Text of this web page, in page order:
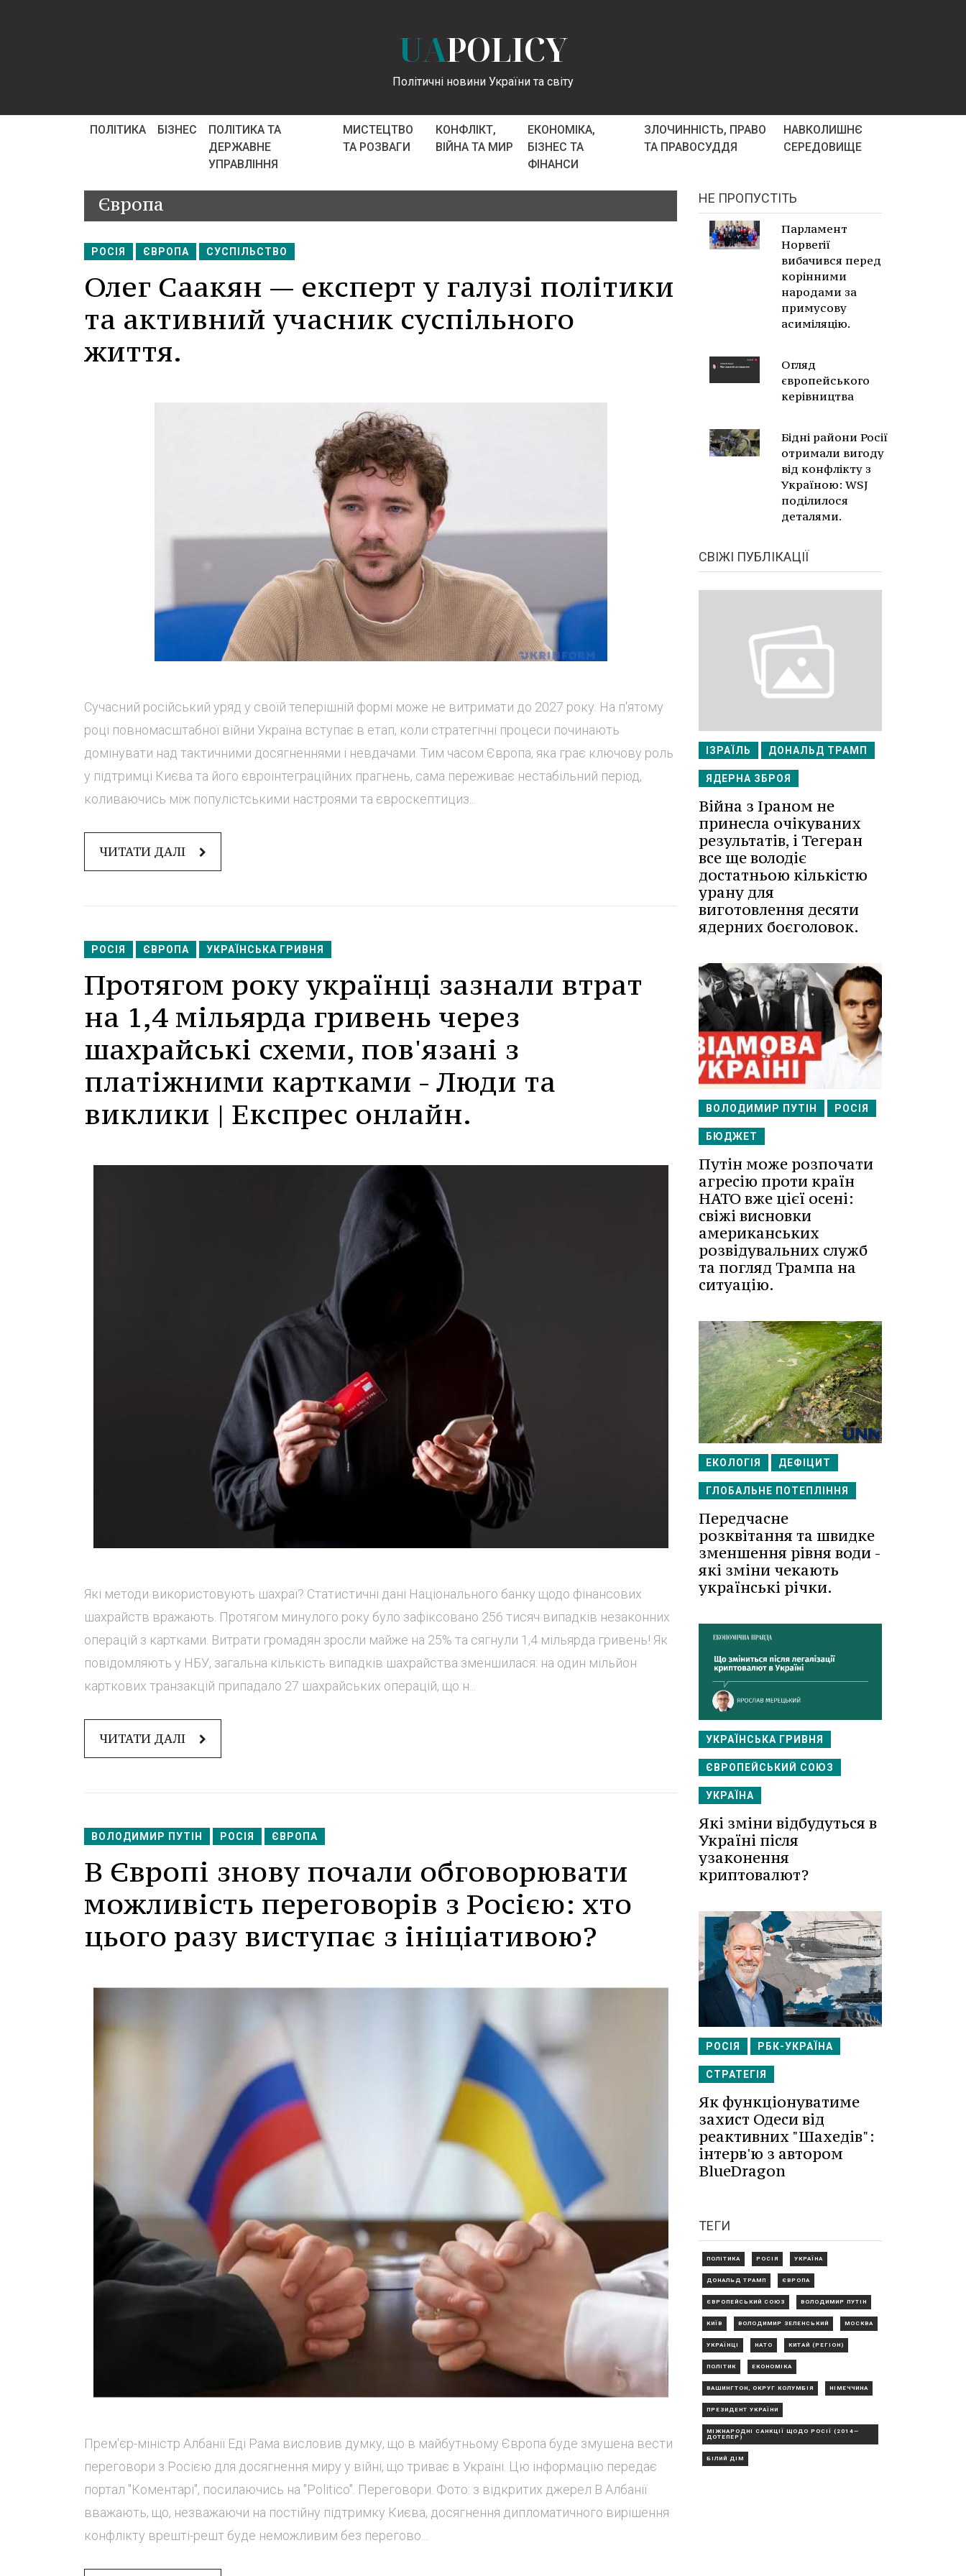
UAPOLICY
Політичні новини України та світу
ПОЛІТИКА БІЗНЕС
ПОЛІТИКА ТА
ДЕРЖАВНЕ
УПРАВЛІННЯ
МИСТЕЦТВО
ТА РОЗВАГИ
КОНФЛІКТ,
ВІЙНА ТА МИР
ЕКОНОМІКА,
БІЗНЕС ТА
ФІНАНСИ
ЗЛОЧИННІСТЬ, ПРАВО
ТА ПРАВОСУДДЯ
НАВКОЛИШНЄ
СЕРЕДОВИЩЕ
Європа
РОСІЯ ЄВРОПА СУСПІЛЬСТВО
Олег Саакян — експерт у галузі політики
та активний учасник суспільного
життя.
Сучасний російський уряд у своїй теперішній формі може не витримати до 2027 року. На п'ятому
році повномасштабної війни Україна вступає в етап, коли стратегічні процеси починають
домінувати над тактичними досягненнями і невдачами. Тим часом Європа, яка грає ключову роль
у підтримці Києва та його євроінтеграційних прагнень, сама переживає нестабільний період,
коливаючись між популістськими настроями та євроскептициз...
ЧИТАТИ ДАЛІ
РОСІЯ ЄВРОПА УКРАЇНСЬКА ГРИВНЯ
Протягом року українці зазнали втрат
на 1,4 мільярда гривень через
шахрайські схеми, пов'язані з
платіжними картками - Люди та
виклики | Експрес онлайн.
Які методи використовують шахраї? Статистичні дані Національного банку щодо фінансових
шахрайств вражають. Протягом минулого року було зафіксовано 256 тисяч випадків незаконних
операцій з картками. Витрати громадян зросли майже на 25% та сягнули 1,4 мільярда гривень! Як
повідомляють у НБУ, загальна кількість випадків шахрайства зменшилася: на один мільйон
карткових транзакцій припадало 27 шахрайських операцій, що н...
ЧИТАТИ ДАЛІ
ВОЛОДИМИР ПУТІН РОСІЯ ЄВРОПА
В Європі знову почали обговорювати
можливість переговорів з Росією: хто
цього разу виступає з ініціативою?
Прем'єр-міністр Албанії Еді Рама висловив думку, що в майбутньому Європа буде змушена вести
переговори з Росією для досягнення миру у війні, що триває в Україні. Цю інформацію передає
портал "Коментарі", посилаючись на "Politico". Переговори. Фото: з відкритих джерел В Албанії
вважають, що, незважаючи на постійну підтримку Києва, досягнення дипломатичного вирішення
конфлікту врешті-решт буде неможливим без перегово...
НЕ ПРОПУСТІТЬ
Парламент
Норвегії
вибачився перед
корінними
народами за
примусову
асиміляцію.
Огляд
європейського
керівництва
Бідні райони Росії
отримали вигоду
від конфлікту з
Україною: WSJ
поділилося
деталями.
СВІЖІ ПУБЛІКАЦІЇ
ІЗРАЇЛЬ ДОНАЛЬД ТРАМП
ЯДЕРНА ЗБРОЯ
Війна з Іраном не
принесла очікуваних
результатів, і Тегеран
все ще володіє
достатньою кількістю
урану для
виготовлення десяти
ядерних боєголовок.
ВОЛОДИМИР ПУТІН РОСІЯ
БЮДЖЕТ
Путін може розпочати
агресію проти країн
НАТО вже цієї осені:
свіжі висновки
американських
розвідувальних служб
та погляд Трампа на
ситуацію.
ЕКОЛОГІЯ ДЕФІЦИТ
ГЛОБАЛЬНЕ ПОТЕПЛІННЯ
Передчасне
розквітання та швидке
зменшення рівня води -
які зміни чекають
українські річки.
УКРАЇНСЬКА ГРИВНЯ
ЄВРОПЕЙСЬКИЙ СОЮЗ
УКРАЇНА
Які зміни відбудуться в
Україні після
узаконення
криптовалют?
РОСІЯ РБК-УКРАЇНА
СТРАТЕГІЯ
Як функціонуватиме
захист Одеси від
реактивних "Шахедів":
інтерв'ю з автором
BlueDragon
ТЕГИ
ПОЛІТИКА РОСІЯ УКРАЇНА
ДОНАЛЬД ТРАМП ЄВРОПА
ЄВРОПЕЙСЬКИЙ СОЮЗ ВОЛОДИМИР ПУТІН
КИЇВ ВОЛОДИМИР ЗЕЛЕНСЬКИЙ МОСКВА
УКРАЇНЦІ НАТО КИТАЙ (РЕГІОН)
ПОЛІТИК ЕКОНОМІКА
ВАШИНГТОН, ОКРУГ КОЛУМБІЯ НІМЕЧЧИНА
ПРЕЗИДЕНТ УКРАЇНИ
МІЖНАРОДНІ САНКЦІЇ ЩОДО РОСІЇ (2014—
ДОТЕПЕР)
БІЛИЙ ДІМ